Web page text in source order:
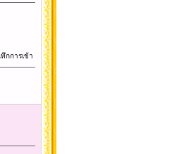
กการเข้า